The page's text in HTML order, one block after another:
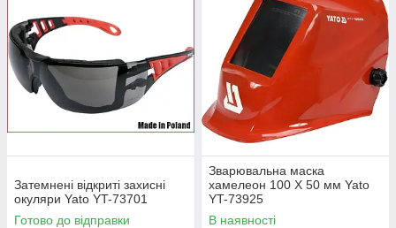
Затемнені відкриті захисні
окуляри Yato YT-73701
Готово до відправки
Зварювальна маска
хамелеон 100 Х 50 мм Yato
YT-73925
В наявності